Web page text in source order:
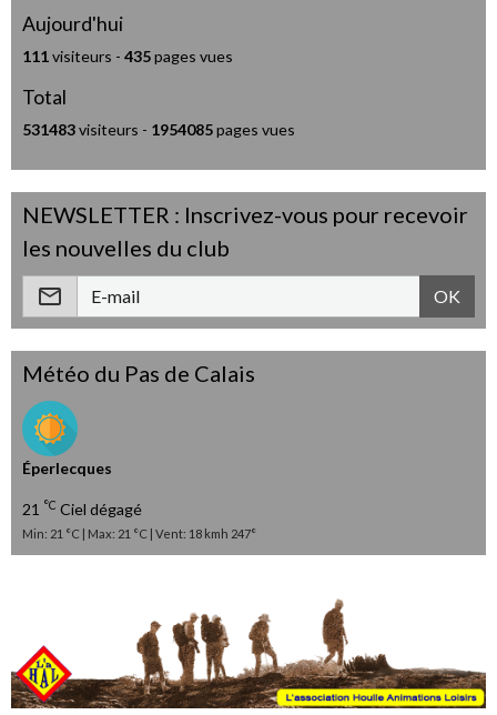
Aujourd'hui
111visiteurs - 435pages vues
Total
531483visiteurs - 1954085pages vues
NEWSLETTER : Inscrivez-vous pour recevoir
les nouvelles du club
OK
Météo du Pas de Calais
Éperlecques
21 °C Ciel dégagé
Min: 21 °C | Max: 21 °C | Vent: 18 kmh 247°